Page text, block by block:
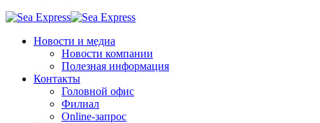
Новости и медиа
Новости компании
Полезная информация
Контакты
Головной офис
Филиал
Online-запрос